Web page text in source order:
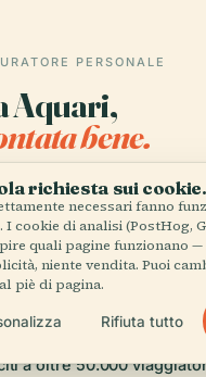
PERSONALE
Aquari,
bene.
per oltre 1.100 città
e conoscenza
offline.
a oltre 50.000
richiesta sui cookie.
necessari fanno
I cookie di analisi (PostHog,
quali pagine funzionano
niente vendita. Puoi
piè di pagina.
Rifiuta tutto